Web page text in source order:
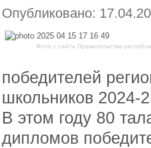
Опубликовано:
Фото с сайта Правительства
победителей
школьников 2024-
В этом году 80
дипломов